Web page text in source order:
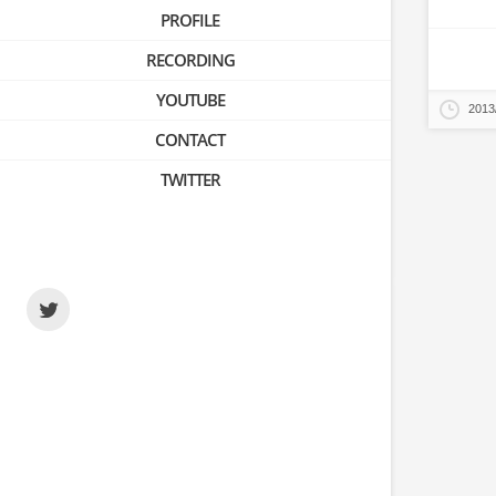
PROFILE
RECORDING
YOUTUBE
CONTACT
TWITTER